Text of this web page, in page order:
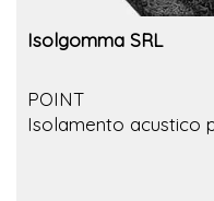
Isolgomma SRL
POINT
Isolamento acustico